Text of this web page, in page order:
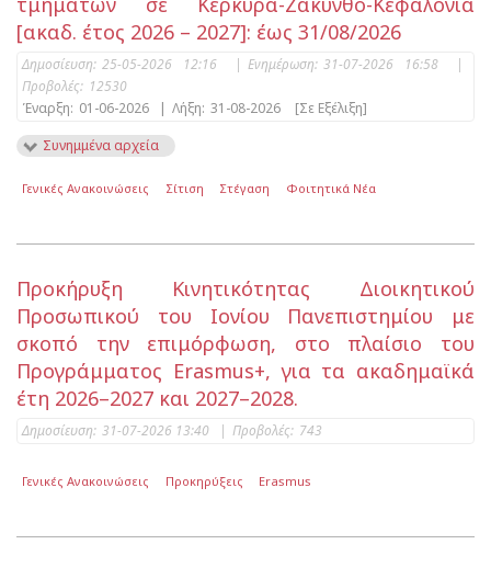
[ακαδ. έτος 2026 – 2027]: έως 31/08/2026
Δημοσίευση: 25-05-2026 12:16 | Ενημέρωση: 31-07-2026 16:58
|
Προβολές: 12530
Έναρξη: 01-06-2026 | Λήξη: 31-08-2026
[Σε Εξέλιξη]
Συνημμένα αρχεία
Γενικές Ανακοινώσεις Σίτιση Στέγαση Φοιτητικά Νέα
Προκήρυξη Κινητικότητας Διοικητικού
Προσωπικού του Ιονίου Πανεπιστημίου με
σκοπό την επιμόρφωση, στο πλαίσιο του
Προγράμματος Erasmus+, για τα ακαδημαϊκά
έτη 2026–2027 και 2027–2028.
Δημοσίευση: 31-07-2026 13:40 | Προβολές: 743
Γενικές Ανακοινώσεις Προκηρύξεις Erasmus